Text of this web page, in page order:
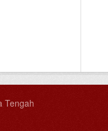
Tengah